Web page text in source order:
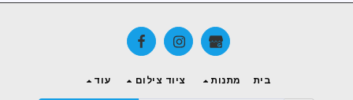
בית מתנות ציוד צילום עוד